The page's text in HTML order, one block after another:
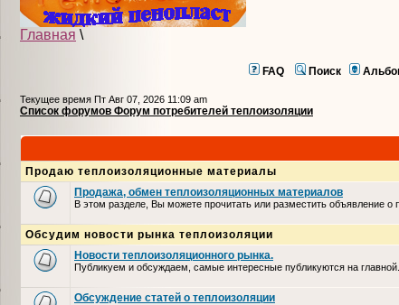
Главная \
FAQ Поиск
Текущее время Пт Авг 07, 2026 11:09 am
Список форумов Форум потребителей теплоизоляции
Продаю теплоизоляционные материалы
Продажа, обмен теплоизоляционных материалов
В этом разделе, Вы можете прочитать или разместить объявление
Обсудим новости рынка теплоизоляции
Новости теплоизоляционного рынка.
Публикуем и обсуждаем, самые интересные публикуются на главной.
Обсуждение статей о теплоизоляции